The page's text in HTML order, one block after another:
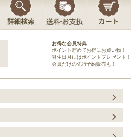
お得な会員特典
ポイント貯めてお得にお買い物！
誕生日月にはポイントプレゼント！
会員だけの先行予約販売も！